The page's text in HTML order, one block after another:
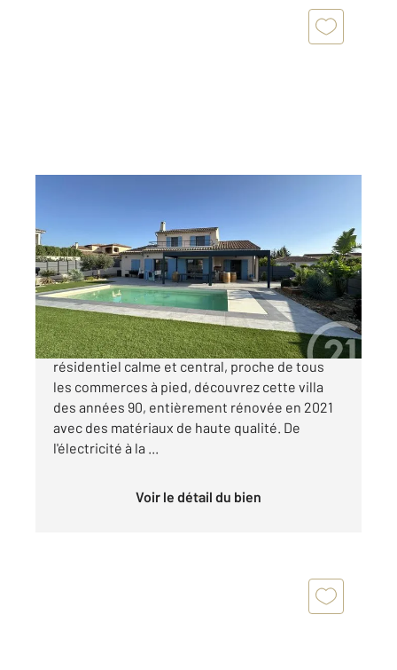
Maison à vendre
1 155 000 €
À SAINT CYR SUR MER, dans un secteur
résidentiel calme et central, proche de tous
les commerces à pied, découvrez cette villa
des années 90, entièrement rénovée en 2021
avec des matériaux de haute qualité. De
l'électricité à la ...
Voir le détail du bien